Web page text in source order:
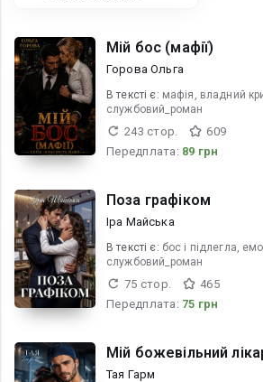
Мій бос (мафії)
Горова Ольга
В текcті є: мафія, владний
службовий_роман
243 стор.
609
Передплата: 89 грн
Поза графіком
Іра Майська
В текcті є: бос і підлегла,
службовий_роман
75 стор.
465
Передплата: 75 грн
Мій божевільний
Тая Гарм